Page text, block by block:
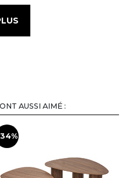
AUSSI AIMÉ :